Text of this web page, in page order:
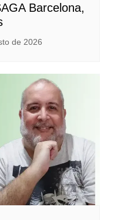
Barcelona,
de 2026